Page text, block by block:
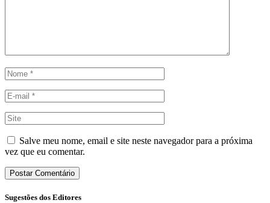
Salve meu nome, email e site neste navegador para a próxima
vez que eu comentar.
Sugestões dos Editores